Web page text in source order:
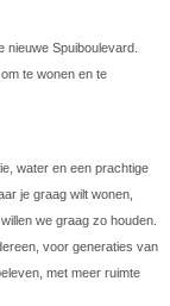
nieuwe Spuiboulevard.
te wonen en te
water en een prachtige
je graag wilt wonen,
we graag zo houden.
voor generaties van
met meer ruimte